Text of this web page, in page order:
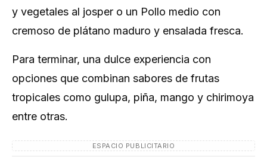
y vegetales al josper o un Pollo medio con
cremoso de plátano maduro y ensalada fresca.
Para terminar, una dulce experiencia con
opciones que combinan sabores de frutas
tropicales como gulupa, piña, mango y chirimoya
entre otras.
ESPACIO PUBLICITARIO